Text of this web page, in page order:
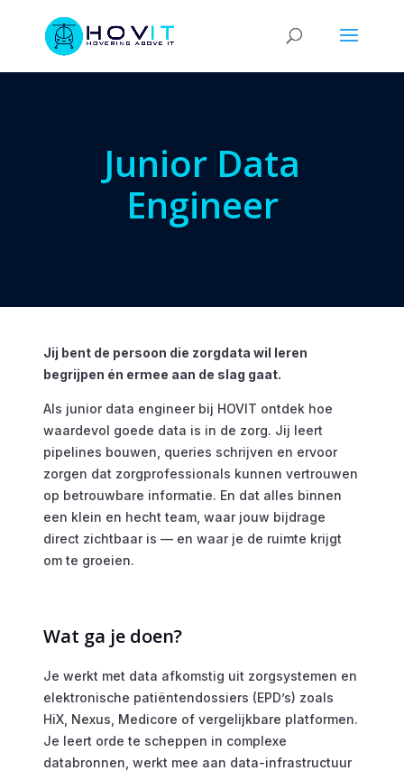
Junior Data
Engineer
Jij bent de persoon die zorgdata wil leren
begrijpen én ermee aan de slag gaat.
Als junior data engineer bij HOVIT ontdek hoe
waardevol goede data is in de zorg. Jij leert
pipelines bouwen, queries schrijven en ervoor
zorgen dat zorgprofessionals kunnen vertrouwen
op betrouwbare informatie. En dat alles binnen
een klein en hecht team, waar jouw bijdrage
direct zichtbaar is — en waar je de ruimte krijgt
om te groeien.
Wat ga je doen?
Je werkt met data afkomstig uit zorgsystemen en
elektronische patiëntendossiers (EPD’s) zoals
HiX, Nexus, Medicore of vergelijkbare platformen.
Je leert orde te scheppen in complexe
databronnen, werkt mee aan data-infrastructuur